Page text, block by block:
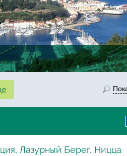
Лазурный Берег, Ницца